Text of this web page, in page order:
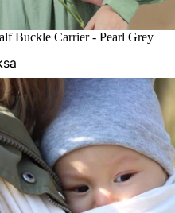
Buckle Carrier - Pearl Grey